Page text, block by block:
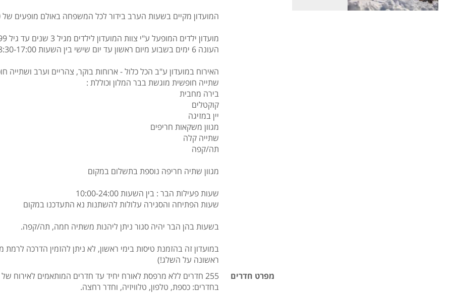
המועדון מקיים בשעות הערב בידור לכל המשפחה באולם מופעים של 150 איש.
העונה 6 ימים בשבוע מיום ראשון עד יום שישי בין השעות 08:30-17:00.
האירוח במועדון ע"ב הכל כלול - ארוחות בוקר, צהריים וערב ושתייה
שתייה חופשית מוגשת בבר המלון וכוללת :
בירה מחבית
קוקטלים
יין במזיגה
מגוון משקאות חריפים
שתייה קלה
תה/קפה
מגוון שתיה חריפה נוספת בתשלום במקום
שעות פעילות הבר : בין השעות 10:00-24:00
שעות הפתיחה והסגירה עלולות להשתנות נא התעדכנו במקום
בשעות בהן הבר יהיה סגור ניתן ליהנות משתיה חמה, תה/קפה.
במועדון זה בהזמנת טיסות בימי ראשון, לא ניתן להזמין הדרכה
ראשונה על השלג!)
מפרט חדרים
255 חדרים ללא מרפסת לאורח יחיד עד חדרים המותאמים לאירוח של 4 אורחים.
בחדרים: כספת, טלפון, טלוויזיה, וחדר רחצה.